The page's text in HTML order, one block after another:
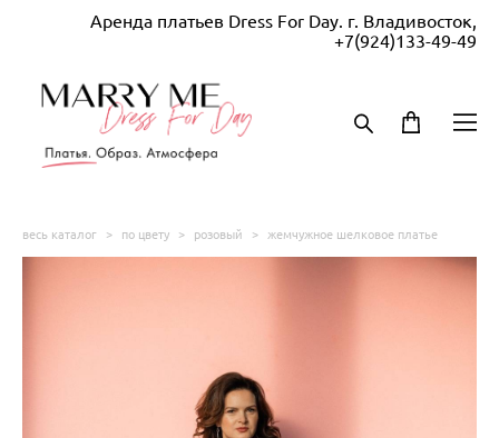
Аренда платьев Dress For Day. г. Владивосток,
+7(924)133-49-49
весь каталог > по цвету > розовый > жемчужное шелковое платье